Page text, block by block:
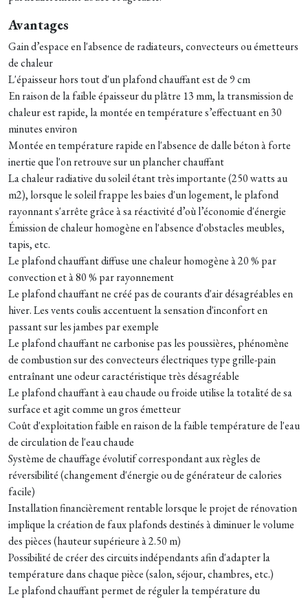
Avantages
Gain d’espace en l'absence de radiateurs, convecteurs ou émetteurs
de chaleur
L'épaisseur hors tout d'un plafond chauffant est de 9 cm
En raison de la faible épaisseur du plâtre 13 mm, la transmission de
chaleur est rapide, la montée en température s’effectuant en 30
minutes environ
Montée en température rapide en l'absence de dalle béton à forte
inertie que l'on retrouve sur un plancher chauffant
La chaleur radiative du soleil étant très importante (250 watts au
m2), lorsque le soleil frappe les baies d'un logement, le plafond
rayonnant s'arrête grâce à sa réactivité d’où l’économie d'énergie
Émission de chaleur homogène en l'absence d'obstacles meubles,
tapis, etc.
Le plafond chauffant diffuse une chaleur homogène à 20 % par
convection et à 80 % par rayonnement
Le plafond chauffant ne créé pas de courants d'air désagréables en
hiver. Les vents coulis accentuent la sensation d'inconfort en
passant sur les jambes par exemple
Le plafond chauffant ne carbonise pas les poussières, phénomène
de combustion sur des convecteurs électriques type grille-pain
entraînant une odeur caractéristique très désagréable
Le plafond chauffant à eau chaude ou froide utilise la totalité de sa
surface et agit comme un gros émetteur
Coût d'exploitation faible en raison de la faible température de l'eau
de circulation de l'eau chaude
Système de chauffage évolutif correspondant aux règles de
réversibilité (changement d'énergie ou de générateur de calories
facile)
Installation financièrement rentable lorsque le projet de rénovation
implique la création de faux plafonds destinés à diminuer le volume
des pièces (hauteur supérieure à 2.50 m)
Possibilité de créer des circuits indépendants afin d'adapter la
température dans chaque pièce (salon, séjour, chambres, etc.)
Le plafond chauffant permet de réguler la température du